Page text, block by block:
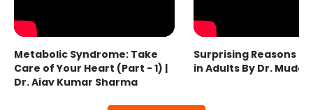
Metabolic Syndrome: Take
Care of Your Heart (Part - 1) |
Dr. Ajay Kumar Sharma
Surprising Reasons
in Adults By Dr.